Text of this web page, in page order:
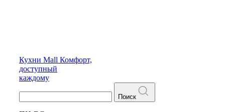
Кухни Mall Комфорт,
доступный
каждому
Поиск